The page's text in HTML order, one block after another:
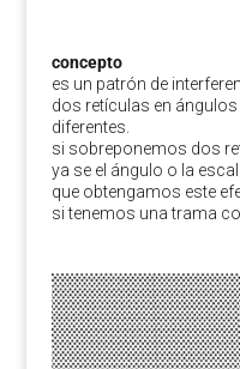
concepto
es un patrón de
dos retículas en
diferentes.
si sobreponemos dos
ya se el ángulo o la
que obtengamos este
si tenemos una trama